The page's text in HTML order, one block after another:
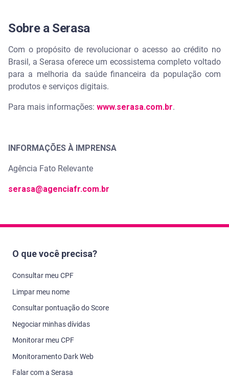
Sobre a Serasa
Com o propósito de revolucionar o acesso ao crédito no
Brasil, a Serasa oferece um ecossistema completo voltado
para a melhoria da saúde financeira da população com
produtos e serviços digitais.
Para mais informações: www.serasa.com.br.
INFORMAÇÕES À IMPRENSA
Agência Fato Relevante
serasa@agenciafr.com.br
O que você precisa?
Consultar meu CPF
Limpar meu nome
Consultar pontuação do Score
Negociar minhas dívidas
Monitorar meu CPF
Monitoramento Dark Web
Falar com a Serasa